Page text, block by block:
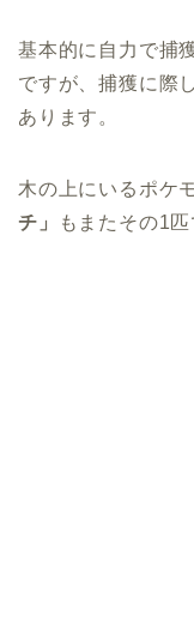
基本的に自力で捕
ですが、捕獲に際
あります。
木の上にいるポケ
チ」
もまたその1匹